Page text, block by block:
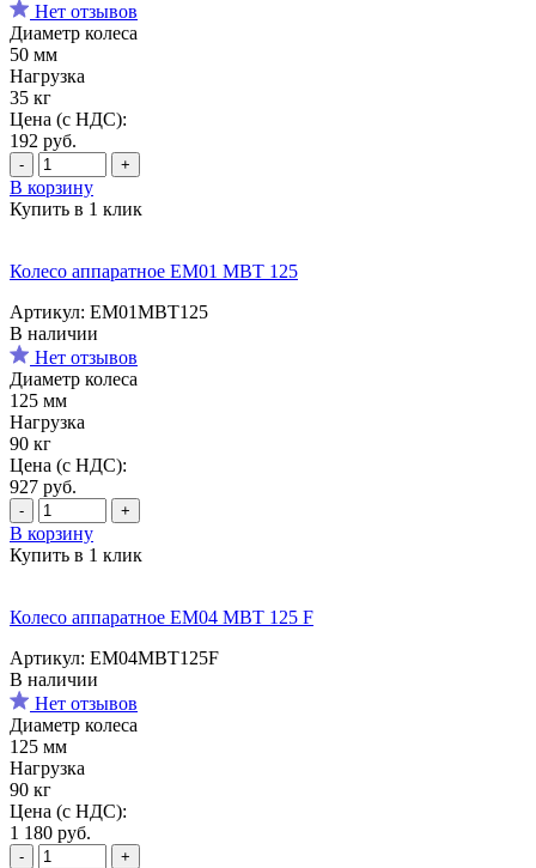
Нет отзывов
Диаметр колеса
50 мм
Нагрузка
35 кг
Цена (с НДС):
192 руб.
- +
В корзину
Купить в 1 клик
Колесо аппаратное EM01 MBT 125
Артикул: EM01MBT125
В наличии
Нет отзывов
Диаметр колеса
125 мм
Нагрузка
90 кг
Цена (с НДС):
927 руб.
- +
В корзину
Купить в 1 клик
Колесо аппаратное EM04 MBT 125 F
Артикул: EM04MBT125F
В наличии
Нет отзывов
Диаметр колеса
125 мм
Нагрузка
90 кг
Цена (с НДС):
1 180 руб.
- +